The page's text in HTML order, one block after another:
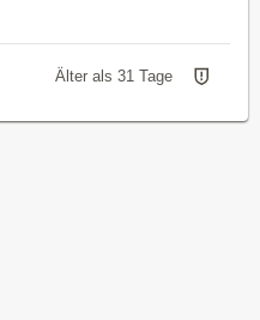
Älter als 31 Tage